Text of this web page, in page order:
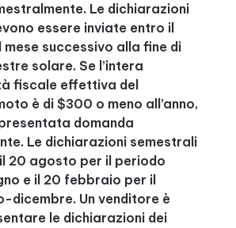
Le dichiarazioni
essere inviate entro il
successivo alla fine di
solare. Se l’intera
fiscale effettiva del
è di $300 o meno all’anno,
domanda
Le dichiarazioni semestrali
20 agosto per il periodo
e il 20 febbraio per il
dicembre. Un venditore è
le dichiarazioni dei